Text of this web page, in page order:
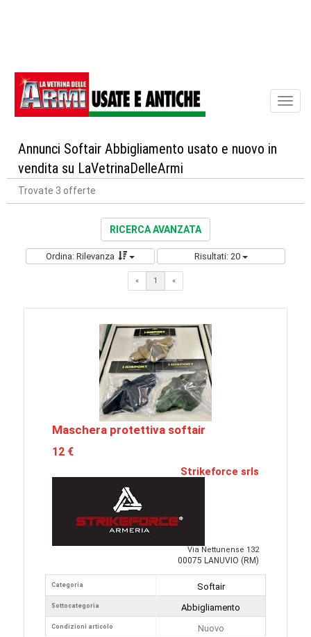
Annunci Softair Abbigliamento usato e nuovo in
vendita su LaVetrinaDelleArmi
Trovate 3 offerte
RICERCA AVANZATA
Ordina: Rilevanza Risultati: 20
« 1 «
Maschera protettiva softair
12 €
Strikeforce srls
Via Nettunense 132
00075 LANUVIO (RM)
Categoria
Sottocategoria
Condizioni articolo
Softair
Abbigliamento
Nuovo